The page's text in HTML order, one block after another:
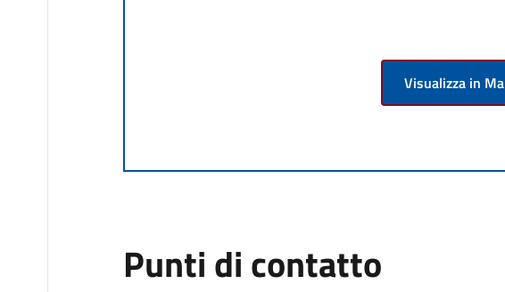
Visualizza in
Punti di contatto